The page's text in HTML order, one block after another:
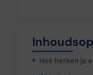
Hoe herken je